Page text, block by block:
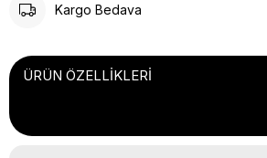
Kargo Bedava
ÜRÜN ÖZELLIKLERI